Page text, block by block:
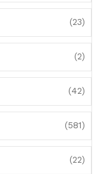
(23)
(2)
(42)
(581)
(22)